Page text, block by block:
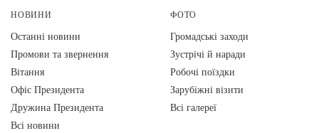
НОВИНИ
Останні новини
Промови та звернення
Вiтання
Офіс Президента
Дружина Президента
Всі новини
ФОТО
Громадські заходи
Зустрічі й наради
Робочі поїздки
Зарубіжні візити
Всі галереї